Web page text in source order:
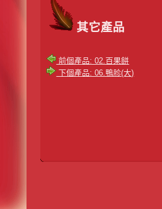
其它產品
前個產品: 02.百果餅
下個產品: 06.鴨胗(大)